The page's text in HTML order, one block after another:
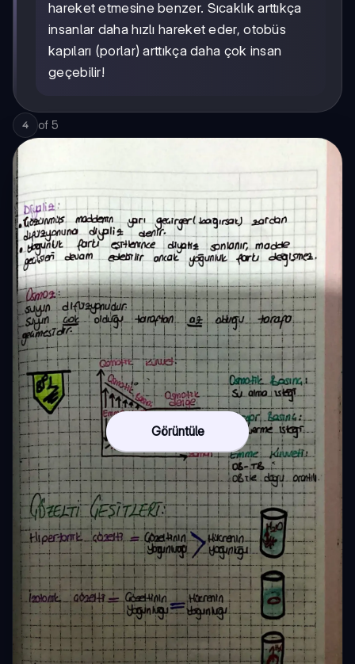
hareket etmesine benzer. Sıcaklık arttıkça
insanlar daha hızlı hareket eder, otobüs
kapıları (porlar) arttıkça daha çok insan
geçebilir!
4 of 5
Görüntüle